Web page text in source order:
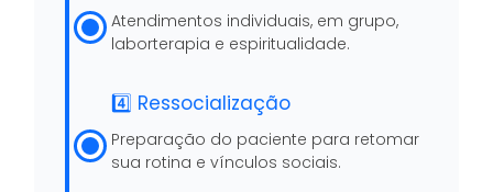
Atendimentos individuais, em grupo,
laborterapia e espiritualidade.
4️⃣ Ressocialização
Preparação do paciente para retomar
sua rotina e vínculos sociais.